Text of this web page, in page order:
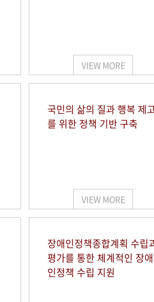
VIEW MORE
국민의 삶의 질과 행복 제
를 위한 정책 기반 구축
VIEW MORE
장애인정책종합계획 수립
평가를 통한 체계적인 장애
인정책 수립 지원